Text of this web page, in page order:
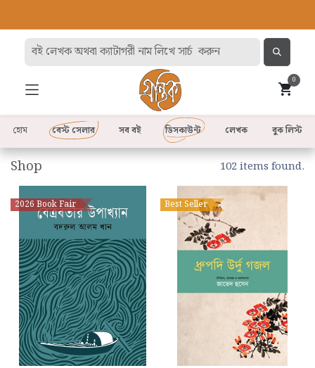
0
হোম বেস্ট সেলার সব বই লেখক
ডিসকাউন্ট বুক লিস্ট
Shop 102 items found.
2026 Book Fair Best Seller